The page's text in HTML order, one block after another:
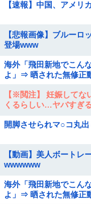
【速報】中国、アメリ
【悲報画像】ブルーロ
登場www
海外「飛田新地でこん
よ」⇒ 晒された無修正
【※閲注】 妊娠してな
くるらしい…ヤバすぎ
開脚させられマ○コ丸
【動画】美人ボートレ
wwwwww
海外「飛田新地でこん
よ」⇒ 晒された無修正